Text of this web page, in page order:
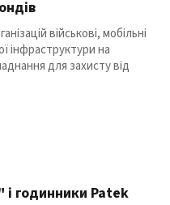
військові, мобільні
інфраструктури на
для захисту від
годинники Patek